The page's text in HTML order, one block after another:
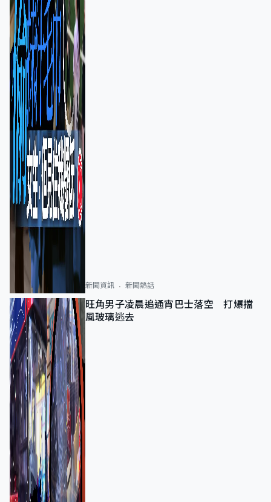
新聞資訊 新聞熱話
旺角男子凌晨追通宵巴士落空 打爆擋
風玻璃逃去